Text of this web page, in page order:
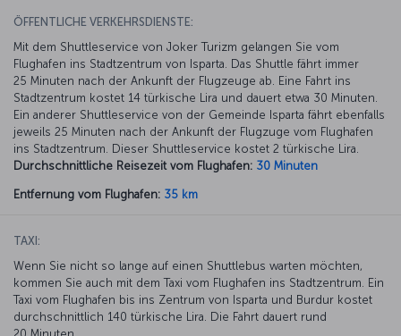
ÖFFENTLICHE VERKEHRSDIENSTE:
Mit dem Shuttleservice von Joker Turizm gelangen Sie vom
Flughafen ins Stadtzentrum von Isparta. Das Shuttle fährt immer
25 Minuten nach der Ankunft der Flugzeuge ab. Eine Fahrt ins
Stadtzentrum kostet 14 türkische Lira und dauert etwa 30 Minuten.
Ein anderer Shuttleservice von der Gemeinde Isparta fährt ebenfalls
jeweils 25 Minuten nach der Ankunft der Flugzuge vom Flughafen
ins Stadtzentrum. Dieser Shuttleservice kostet 2 türkische Lira.
Durchschnittliche Reisezeit vom Flughafen: 30 Minuten
Entfernung vom Flughafen: 35 km
TAXI:
Wenn Sie nicht so lange auf einen Shuttlebus warten möchten,
kommen Sie auch mit dem Taxi vom Flughafen ins Stadtzentrum. Ein
Taxi vom Flughafen bis ins Zentrum von Isparta und Burdur kostet
durchschnittlich 140 türkische Lira. Die Fahrt dauert rund